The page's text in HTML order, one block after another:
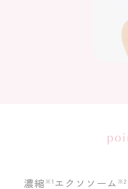
濃縮 ※1 エクソソーム ※2